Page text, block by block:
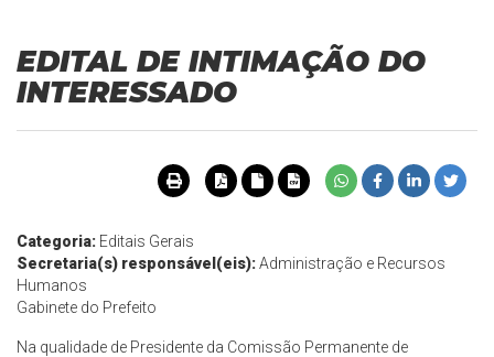
EDITAL DE INTIMAÇÃO DO
INTERESSADO
Categoria: Editais Gerais
Secretaria(s) responsável(eis):Administração e Recursos
Humanos
Gabinete do Prefeito
Na qualidade de Presidente da Comissão Permanente de